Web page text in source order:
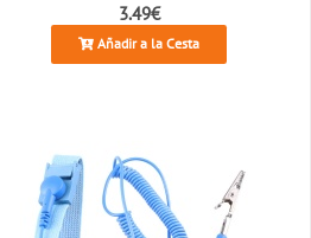
3.49€
Añadir a la Cesta